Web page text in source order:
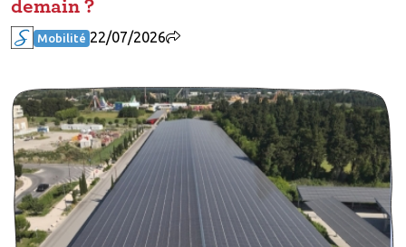
demain ?
Mobilité 22/07/2026